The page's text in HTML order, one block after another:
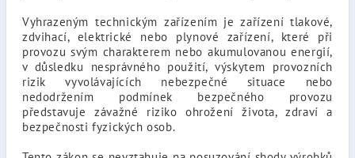
Vyhrazeným technickým zařízením je zařízení tlakové,
zdvihací, elektrické nebo plynové zařízení, které při
provozu svým charakterem nebo akumulovanou energií,
v důsledku nesprávného použití, výskytem provozních
rizik vyvolávajících nebezpečné situace nebo
nedodržením podmínek bezpečného provozu
představuje závažné riziko ohrožení života, zdraví a
bezpečnosti fyzických osob.